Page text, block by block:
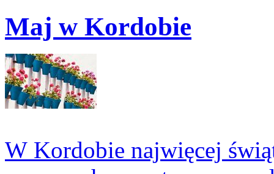
Maj w Kordobie
W Kordobie najwięcej